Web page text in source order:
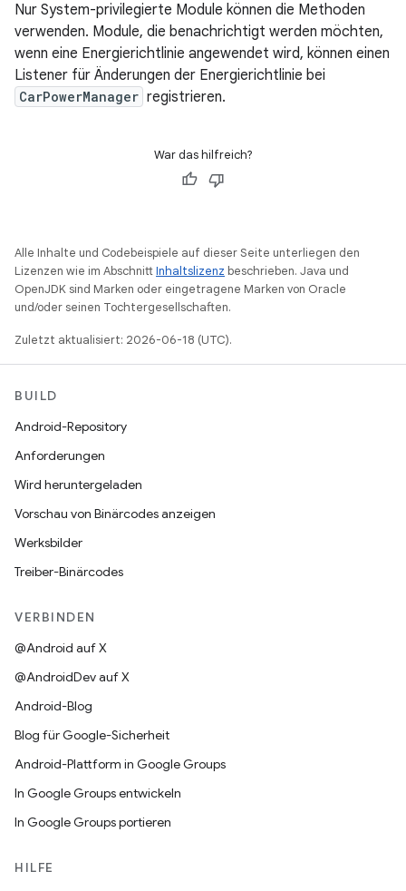
Nur System-privilegierte Module können die Methoden
verwenden. Module, die benachrichtigt werden möchten,
wenn eine Energierichtlinie angewendet wird, können einen
Listener für Änderungen der Energierichtlinie bei
CarPowerManager registrieren.
War das hilfreich?
Alle Inhalte und Codebeispiele auf dieser Seite unterliegen den
Lizenzen wie im AbschnittInhaltslizenz beschrieben. Java und
OpenJDK sind Marken oder eingetragene Marken von Oracle
und/oder seinen Tochtergesellschaften.
Zuletzt aktualisiert: 2026-06-18 (UTC).
BUILD
Android-Repository
Anforderungen
Wird heruntergeladen
Vorschau von Binärcodes anzeigen
Werksbilder
Treiber-Binärcodes
VERBINDEN
@Android auf X
@AndroidDev auf X
Android-Blog
Blog für Google-Sicherheit
Android-Plattform in Google Groups
In Google Groups entwickeln
In Google Groups portieren
HILFE